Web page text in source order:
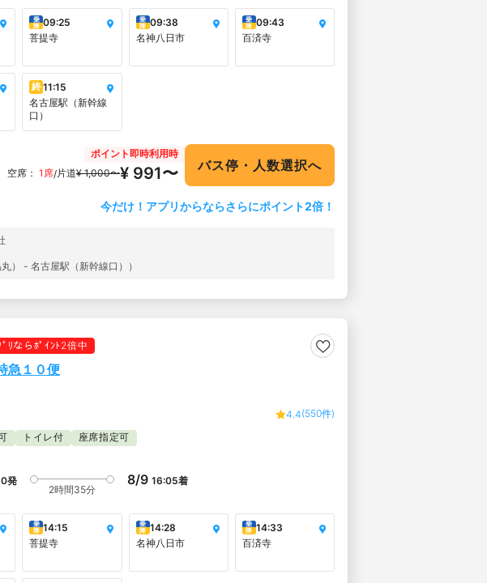
乗
降 09:25
菩提寺
乗
降 09:38
名神八日市
乗
降 09:43
百済寺
終11:15
名古屋駅（新幹線
口）
ポイント即時利用時
空席： 1席/片道¥ 1,000〜¥ 991〜 バス停・人数選択へ
今だけ！アプリからならさらにポイント2倍！
） - 名古屋駅（新幹線口））
ﾟﾘならﾎﾟｲﾝﾄ2倍中
急１０便
4.4(550件)
トイレ付 座席指定可
発
2時間35分
8/9 16:05着
乗
降 14:15
菩提寺
乗
降 14:28
名神八日市
乗
降 14:33
百済寺